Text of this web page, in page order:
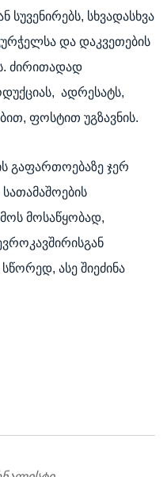
სუვენირებს, სხვადასხვა
და დაკვეთების
ძირითადად
ადრესატს,
ფოსტით უგზავნის.
გაფართოებაზე ჯერ
მოსაწყობად,
ასე შიეძინა